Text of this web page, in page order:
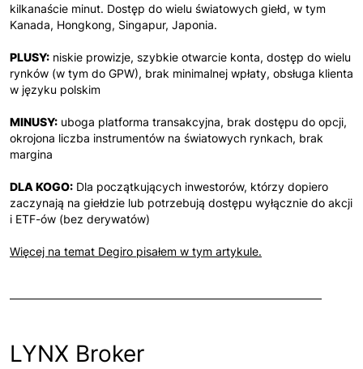
kilkanaście minut. Dostęp do wielu światowych giełd, w tym
Kanada, Hongkong, Singapur, Japonia.
PLUSY: niskie prowizje, szybkie otwarcie konta, dostęp do wielu
rynków (w tym do GPW), brak minimalnej wpłaty, obsługa klienta
w języku polskim
MINUSY: uboga platforma transakcyjna, brak dostępu do opcji,
okrojona liczba instrumentów na światowych rynkach, brak
margina
DLA KOGO: Dla początkujących inwestorów, którzy dopiero
zaczynają na giełdzie lub potrzebują dostępu wyłącznie do akcji
i ETF-ów (bez derywatów)
Więcej na temat Degiro pisałem w tym artykule.
LYNX Broker